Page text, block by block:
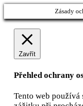
Zásady
Zavřít
Přehled ochrany
Tento web